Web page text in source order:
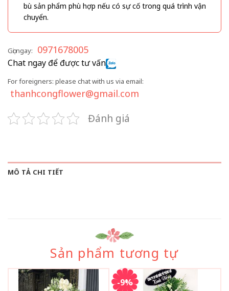
bù sản phẩm phù hợp nếu có sự cố trong quá trình vận
chuyển.
Gọi ngay: 0971678005
Chat ngay để được tư vấn
For foreigners: please chat with us via email:
thanhcongflower@gmail.com
Đánh giá
MÔ TẢ CHI TIẾT
Sản phẩm tương tự
-9%